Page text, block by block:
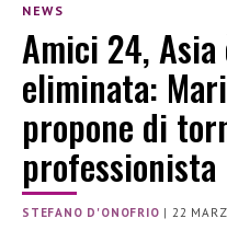
NEWS
Amici 24,
eliminata:
propone di
professionista
STEFANO D'ONOFRIO |22